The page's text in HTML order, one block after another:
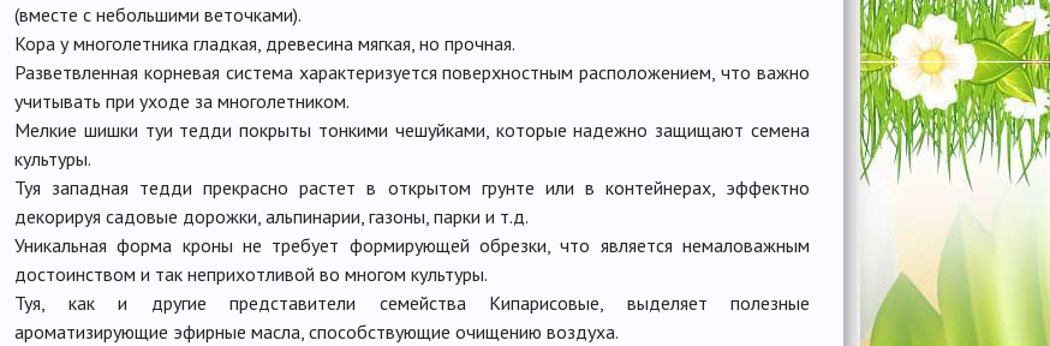
(вместе с небольшими веточками).
Кора у многолетника гладкая, древесина мягкая, но прочная.
Разветвленная корневая система характеризуется поверхностным расположением, что важно
учитывать при уходе за многолетником.
Мелкие шишки туи тедди покрыты тонкими чешуйками, которые надежно защищают семена
культуры.
Туя западная тедди прекрасно растет в открытом грунте или в контейнерах, эффектно
декорируя садовые дорожки, альпинарии, газоны, парки и т.д.
Уникальная форма кроны не требует формирующей обрезки, что является немаловажным
достоинством и так неприхотливой во многом культуры.
Туя, как и другие представители семейства Кипарисовые, выделяет полезные
ароматизирующие эфирные масла, способствующие очищению воздуха.